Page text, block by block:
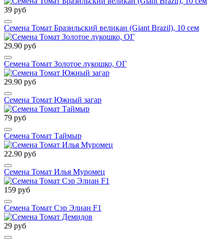
39 руб
Семена Томат Бразильский великан (Giant Brazil), 10 сем
29.90 руб
Семена Томат Золотое лукошко, ОГ
29.90 руб
Семена Томат Южный загар
79 руб
Семена Томат Таймыр
22.90 руб
Семена Томат Илья Муромец
159 руб
Семена Томат Сэр Элиан F1
29 руб